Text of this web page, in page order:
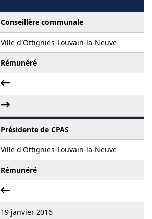
Conseillère communale
Ville d'Ottignies-Louvain-la-Neuve
Rémunéré
Présidente de CPAS
Ville d'Ottignies-Louvain-la-Neuve
Rémunéré
19 janvier 2016